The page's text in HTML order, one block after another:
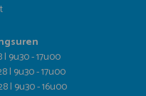
9u30 - 17u00
| 9u30 - 17u00
| 9u30 - 16u00